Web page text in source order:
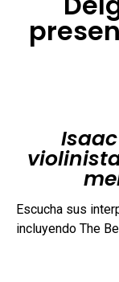
Escucha sus
incluyendo The